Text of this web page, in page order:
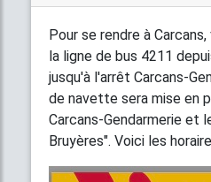
Pour se rendre à
la ligne de bus 4211
jusqu'à l'arrêt Carcans-
de navette sera mise en
Carcans-Gendarmerie et
Bruyères". Voici les